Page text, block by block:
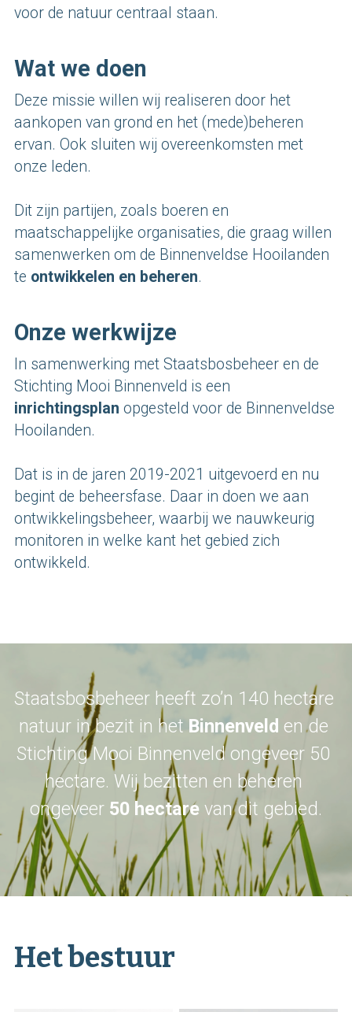
voor de natuur centraal staan.
Wat we doen
Deze missie willen wij realiseren door het
aankopen van grond en het (mede)beheren
ervan. Ook sluiten wij overeenkomsten met
onze leden.
Dit zijn partijen, zoals boeren en
maatschappelijke organisaties, die graag willen
samenwerken om de Binnenveldse Hooilanden
te ontwikkelen en beheren.
Onze werkwijze
In samenwerking met Staatsbosbeheer en de
inrichtingsplan opgesteld voor de Binnenveldse
Hooilanden.
Dat is in de jaren 2019-2021 uitgevoerd en nu
begint de beheersfase. Daar in doen we aan
ontwikkelingsbeheer, waarbij we nauwkeurig
monitoren in welke kant het gebied zich
ontwikkeld.
Staatsbosbeheer heeft zo’n 140 hectare
natuur in bezit in het Binnenveld en de
Stichting Mooi Binnenveld ongeveer 50
hectare. Wij bezitten en beheren
ongeveer 50 hectare van dit gebied.
Het bestuur